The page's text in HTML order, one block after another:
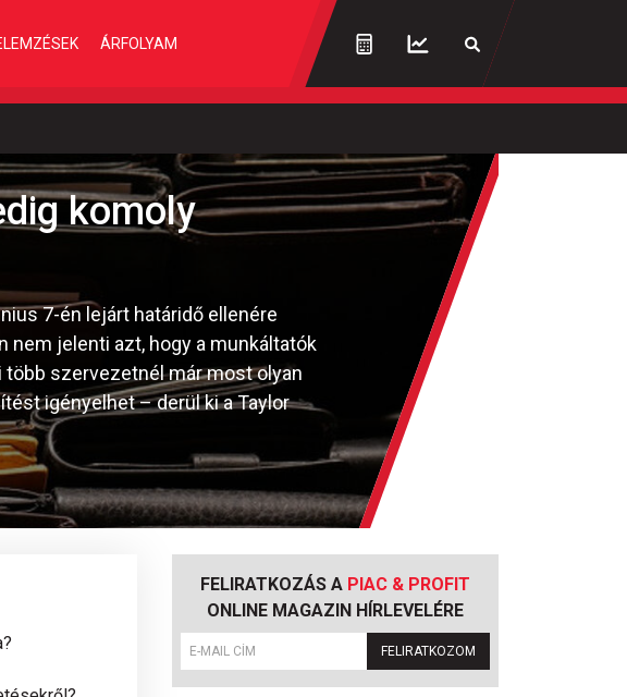
ÁRFOLYAM
komoly
7-én lejárt határidő ellenére
nem jelenti azt, hogy a munkáltatók
több szervezetnél már most olyan
igényelhet – derül ki a Taylor
FELIRATKOZÁS A PIAC & PROFIT
ONLINE MAGAZIN HÍRLEVELÉRE
FELIRATKOZOM